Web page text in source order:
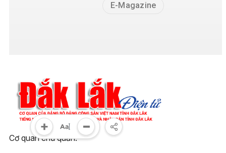
E-Magazine
Cơ quan chủ quản: